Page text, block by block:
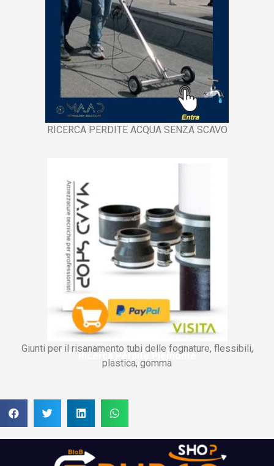
RICERCA PERDITE ACQUA SENZA SCAVO
Giunti per il risanamento tubi delle fognature, flessibili,
plastica, gomma
Ricerca Perdite Piemonte